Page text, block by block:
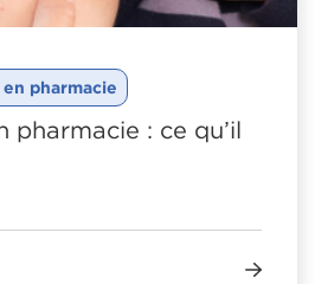
pharmacie
pharmacie : ce qu’il